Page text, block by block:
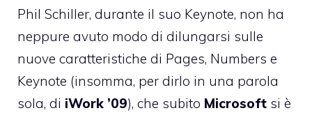
Phil Schiller, durante il suo Keynote, non ha
neppure avuto modo di dilungarsi sulle
nuove caratteristiche di Pages, Numbers e
Keynote (insomma, per dirlo in una parola
sola, di iWork ’09), che subito Microsoft si è